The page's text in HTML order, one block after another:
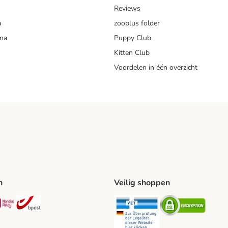
Reviews
zooplus folder
Puppy Club
Kitten Club
Voordelen in één overzicht
Method
Shipping Method
Mondial Relay Shipping Method
Veilig shoppen
Security